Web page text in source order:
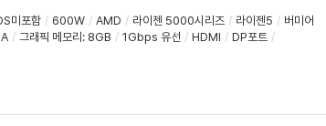
미포함 / 600W / AMD / 라이젠 5000시리즈 / 라이젠5 / 버미어
/ 그래픽 메모리 : 8GB / 1Gbps 유선 / HDMI / DP포트 /